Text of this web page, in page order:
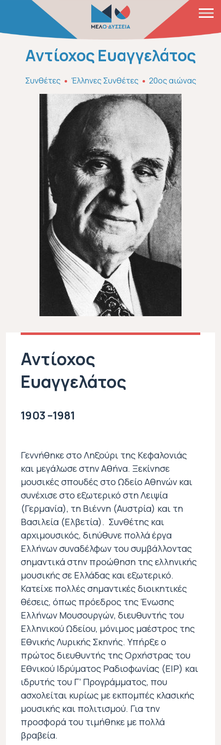
Παράκαμψη προς το κυρίως περιεχόμενο
Αντίοχος Ευαγγελάτος
Συνθέτες Έλληνες Συνθέτες 20ος αιώνας
Αντίοχος
Ευαγγελάτος
1903 –1981
Γεννήθηκε στο Ληξούρι της Κεφαλονιάς
και μεγάλωσε στην Αθήνα. Ξεκίνησε
μουσικές σπουδές στο Ωδείο Αθηνών και
συνέχισε στο εξωτερικό στη Λειψία
(Γερμανία), τη Βιέννη (Αυστρία) και τη
Βασιλεία (Ελβετία). Συνθέτης και
αρχιμουσικός, διηύθυνε πολλά έργα
Ελλήνων συναδέλφων του συμβάλλοντας
σημαντικά στην προώθηση της ελληνικής
μουσικής σε Ελλάδας και εξωτερικό.
Κατείχε πολλές σημαντικές διοικητικές
θέσεις, όπως πρόεδρος της Ένωσης
Ελλήνων Μουσουργών, διευθυντής του
Ελληνικού Ωδείου, μόνιμος μαέστρος της
Εθνικής Λυρικής Σκηνής. Υπήρξε ο
πρώτος διευθυντής της Ορχήστρας του
Εθνικού Ιδρύματος Ραδιοφωνίας (ΕΙΡ) και
ιδρυτής του Γ’ Προγράμματος, που
ασχολείται κυρίως με εκπομπές κλασικής
μουσικής και πολιτισμού. Για την
προσφορά του τιμήθηκε με πολλά
βραβεία.